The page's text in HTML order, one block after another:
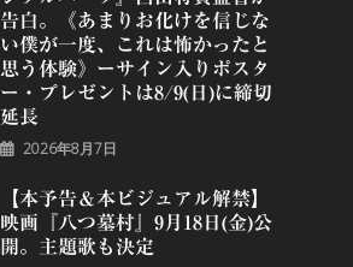
告白。《あまりお化けを信じな
い僕が一度、これは怖かったと
思う体験》ーサイン入りポスタ
ー・プレゼントは8/9(日)に締切
延長
2026年8月7日
【本予告＆本ビジュアル解禁】
映画『八つ墓村』9月18日(金)公
開。主題歌も決定